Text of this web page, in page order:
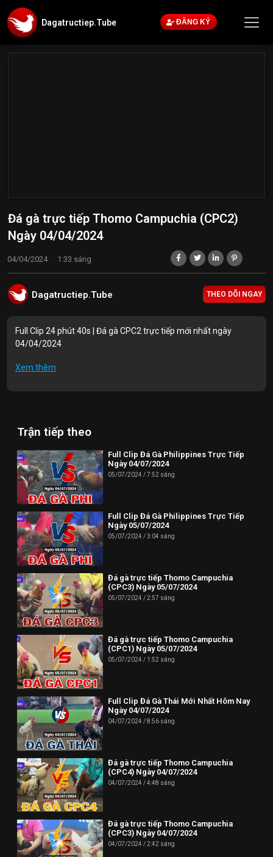
Dagatructiep.Tube ĐĂNG KÝ
Đá gà trực tiếp Thomo Campuchia (CPC2)
Ngày 04/04/2024
04/04/2024 1:33 sáng
Dagatructiep.Tube THEO DÕI NGAY
Full Clip 24 phút 40s | Đá gà CPC2 trực tiếp mới nhất ngày
04/04/2024
Mục lục Video:
10:03 | Trận 3: A.Nhân B.Tre (3300g) vs A.Phát (3300g)
13:36 | Trận 4: A.Huy (3800g) vs A.Nhựt (3800g)
17:51 | Trận 5: A.Vinh Đ.Hoà (3100g) vs A.Trí (3100g)
Thông tin liên hệ:
Website: https://dagatructiep.tube/
Email:info@dagatructiep.tube
Phone: (024) 62730234
Địa chỉ: HUD3 Tower, 121-123 Đ. Tô Hiệu, P. Nguyễn Trãi, Hà
Đông, Hà Nội 100000, Việt Nam
--------------------------//----------------------
✪ Đừng quên Bấn vào đăng ký Dagatructiep.Tube để cập nhật
những Video đá gà trực tiếp - Đá gà Thomo - Đá gà Campuchia
mới nhất hôm nay!
--------------------------//----------------------
© Bản quyền thuộc về Dagatructiep.Tube
© Mọi thông tin bản quyền hay khiếu nại liên hệ :
info@dagatructiep.tube
Xem thêm
Trận tiếp theo
Full Clip Đá Gà Philippines Trực Tiếp
Ngày 04/07/2024
05/07/2024 7:52 sáng
Full Clip Đá Gà Philippines Trực Tiếp
Ngày 05/07/2024
05/07/2024 3:04 sáng
Đá gà trực tiếp Thomo Campuchia
(CPC3) Ngày 05/07/2024
05/07/2024 2:57 sáng
Đá gà trực tiếp Thomo Campuchia
(CPC1) Ngày 05/07/2024
05/07/2024 1:52 sáng
Full Clip Đá Gà Thái Mới Nhất Hôm Nay
Ngày 04/07/2024
04/07/2024 8:56 sáng
Đá gà trực tiếp Thomo Campuchia
(CPC4) Ngày 04/07/2024
04/07/2024 4:48 sáng
Đá gà trực tiếp Thomo Campuchia
(CPC3) Ngày 04/07/2024
04/07/2024 2:42 sáng